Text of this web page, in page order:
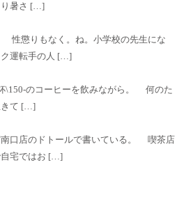
り暑さ […]
懲りもなく。ね。小学校の先生にな
ク運転手の人 […]
\150-のコーヒーを飲みながら。 何のた
きて […]
口店のドトールで書いている。 喫茶店
自宅ではお […]